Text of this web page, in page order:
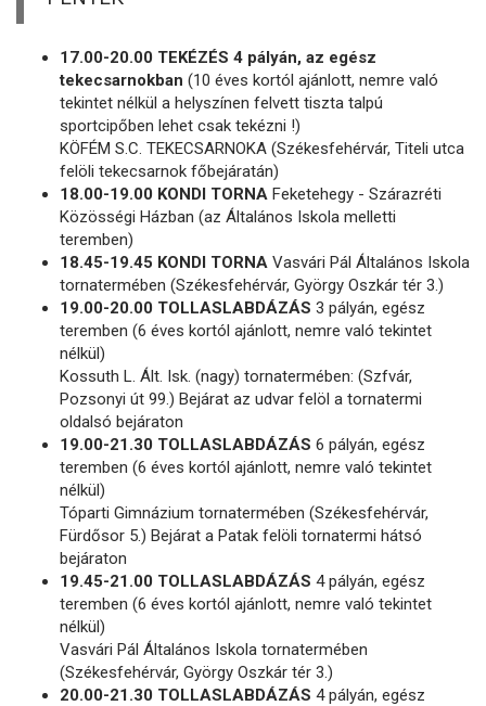
17.00-20.00 TEKÉZÉS 4 pályán, az egész
tekecsarnokban (10 éves kortól ajánlott, nemre való
tekintet nélkül a helyszínen felvett tiszta talpú
sportcipőben lehet csak tekézni !)
KÖFÉM S.C. TEKECSARNOKA (Székesfehérvár, Titeli utca
felöli tekecsarnok főbejáratán)
18.00-19.00 KONDI TORNA Feketehegy - Szárazréti
Közösségi Házban (az Általános Iskola melletti
teremben)
18.45-19.45 KONDI TORNA Vasvári Pál Általános Iskola
tornatermében (Székesfehérvár, György Oszkár tér 3.)
19.00-20.00 TOLLASLABDÁZÁS 3 pályán, egész
teremben (6 éves kortól ajánlott, nemre való tekintet
nélkül)
Kossuth L. Ált. Isk. (nagy) tornatermében: (Szfvár,
Pozsonyi út 99.) Bejárat az udvar felöl a tornatermi
oldalsó bejáraton
19.00-21.30 TOLLASLABDÁZÁS 6 pályán, egész
teremben (6 éves kortól ajánlott, nemre való tekintet
nélkül)
Tóparti Gimnázium tornatermében (Székesfehérvár,
Fürdősor 5.) Bejárat a Patak felöli tornatermi hátsó
bejáraton
19.45-21.00 TOLLASLABDÁZÁS 4 pályán, egész
teremben (6 éves kortól ajánlott, nemre való tekintet
nélkül)
Vasvári Pál Általános Iskola tornatermében
(Székesfehérvár, György Oszkár tér 3.)
20.00-21.30 TOLLASLABDÁZÁS 4 pályán, egész